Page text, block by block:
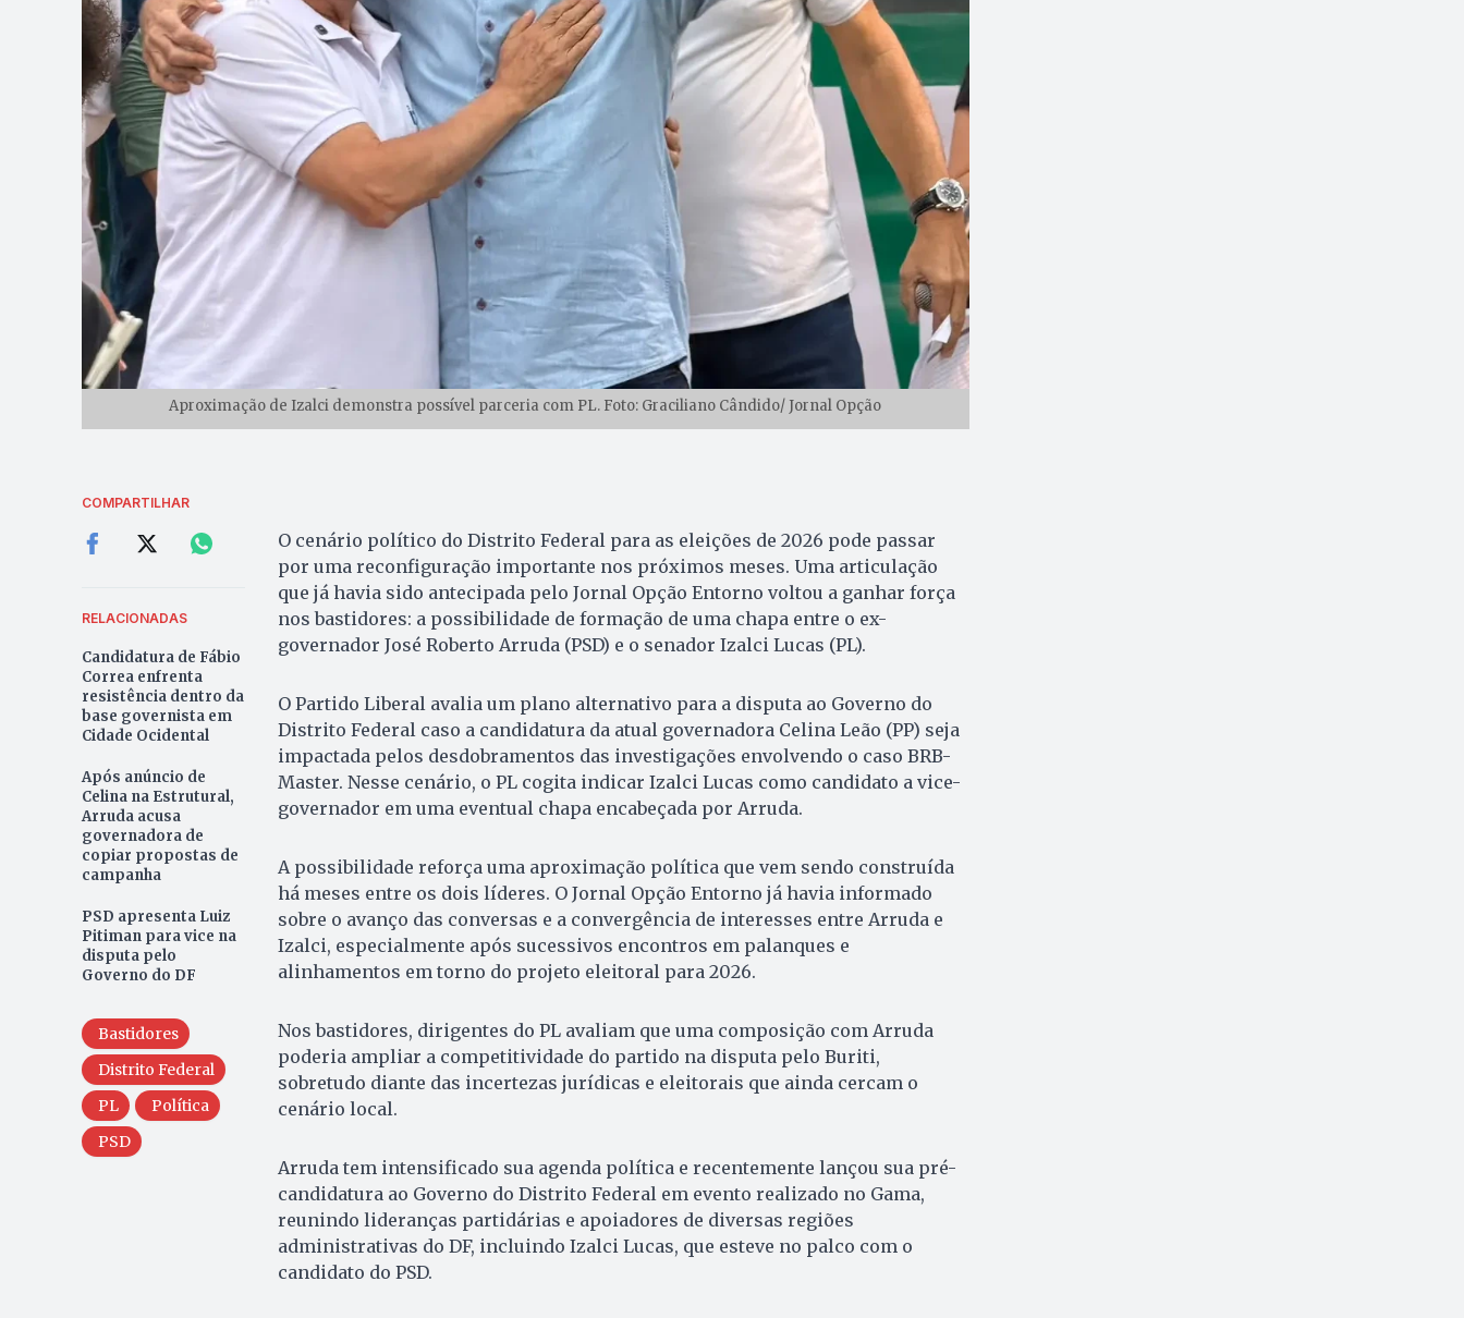
Aproximação de Izalci demonstra possível parceria com PL. Foto: Graciliano Cândido/ Jornal Opção
COMPARTILHAR
RELACIONADAS
Candidatura de Fábio
Correa enfrenta
resistência dentro da
base governista em
Cidade Ocidental
Após anúncio de
Celina na Estrutural,
Arruda acusa
governadora de
copiar propostas de
campanha
PSD apresenta Luiz
Pitiman para vice na
disputa pelo
Governo do DF
Bastidores
Distrito Federal
PL
Política
PSD
O cenário político do Distrito Federal para as eleições de 2026 pode passar
por uma reconfiguração importante nos próximos meses. Uma articulação
que já havia sido antecipada pelo Jornal Opção Entorno voltou a ganhar força
nos bastidores: a possibilidade de formação de uma chapa entre o ex-
governador José Roberto Arruda (PSD) e o senador Izalci Lucas (PL).
O Partido Liberal avalia um plano alternativo para a disputa ao Governo do
Distrito Federal caso a candidatura da atual governadora Celina Leão (PP) seja
impactada pelos desdobramentos das investigações envolvendo o caso BRB-
Master. Nesse cenário, o PL cogita indicar Izalci Lucas como candidato a vice-
governador em uma eventual chapa encabeçada por Arruda.
A possibilidade reforça uma aproximação política que vem sendo construída
há meses entre os dois líderes. O Jornal Opção Entorno já havia informado
sobre o avanço das conversas e a convergência de interesses entre Arruda e
Izalci, especialmente após sucessivos encontros em palanques e
alinhamentos em torno do projeto eleitoral para 2026.
Nos bastidores, dirigentes do PL avaliam que uma composição com Arruda
poderia ampliar a competitividade do partido na disputa pelo Buriti,
sobretudo diante das incertezas jurídicas e eleitorais que ainda cercam o
cenário local.
Arruda tem intensificado sua agenda política e recentemente lançou sua pré-
candidatura ao Governo do Distrito Federal em evento realizado no Gama,
reunindo lideranças partidárias e apoiadores de diversas regiões
administrativas do DF, incluindo Izalci Lucas, que esteve no palco com o
candidato do PSD.